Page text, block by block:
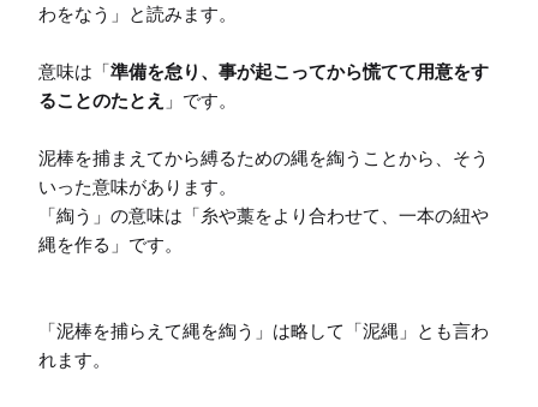
わをなう」と読みます。
意味は「準備を怠り、事が起こってから慌てて用意をす
ることのたとえ 」です。
泥棒を捕まえてから縛るための縄を綯うことから、そう
いった意味があります。
「綯う」の意味は「糸や藁をより合わせて、一本の紐や
縄を作る」です。
「泥棒を捕らえて縄を綯う」は略して「泥縄」とも言わ
れます。